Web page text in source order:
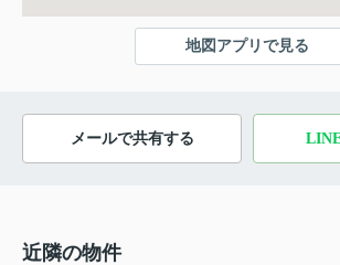
地図アプリで見る
メールで共有する
近隣の物件